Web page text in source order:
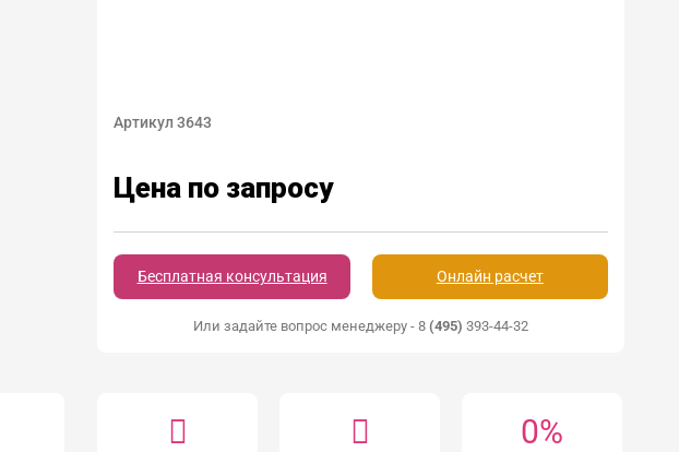
Артикул 3643
Цена по запросу
Бесплатная консультация Онлайн расчет
Или задайте вопрос менеджеру - 8(495) 393-44-32
0%